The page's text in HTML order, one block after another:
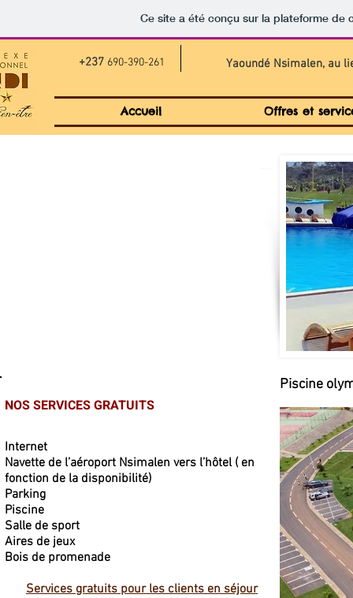
Ce site a été conçu sur la plateforme
+237 690-390-261 Yaoundé Nsimalen, au
Accueil Offres et
NOS SERVICES GRATUITS
Internet
Navette de l’aéroport Nsimalen vers l’hôtel ( en
fonction de la disponibilité)
Parking
Piscine
Salle de sport
Aires de jeux
Bois de promenade
Services gratuits pour les clients en séjour
Piscine